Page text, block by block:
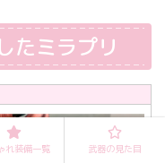
たミラプリ
れ装備一覧 武器の見た目